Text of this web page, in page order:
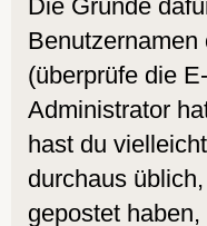
Die Gründe
(überprüfe die
Administrator
hast du
durchaus
gepostet